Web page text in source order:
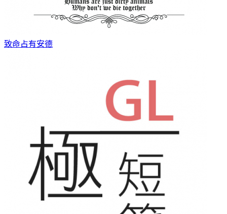
致命占有安德